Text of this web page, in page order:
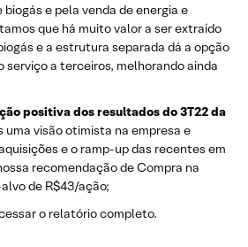
e pela venda de energia e
que há muito valor a ser extraído
e a estrutura separada dá a opção
serviço a terceiros, melhorando ainda
positiva dos resultados do 3T22 da
uma visão otimista na empresa e
e o ramp-up das recentes em
recomendação de Compra na
de R$43/ação;
o relatório completo.